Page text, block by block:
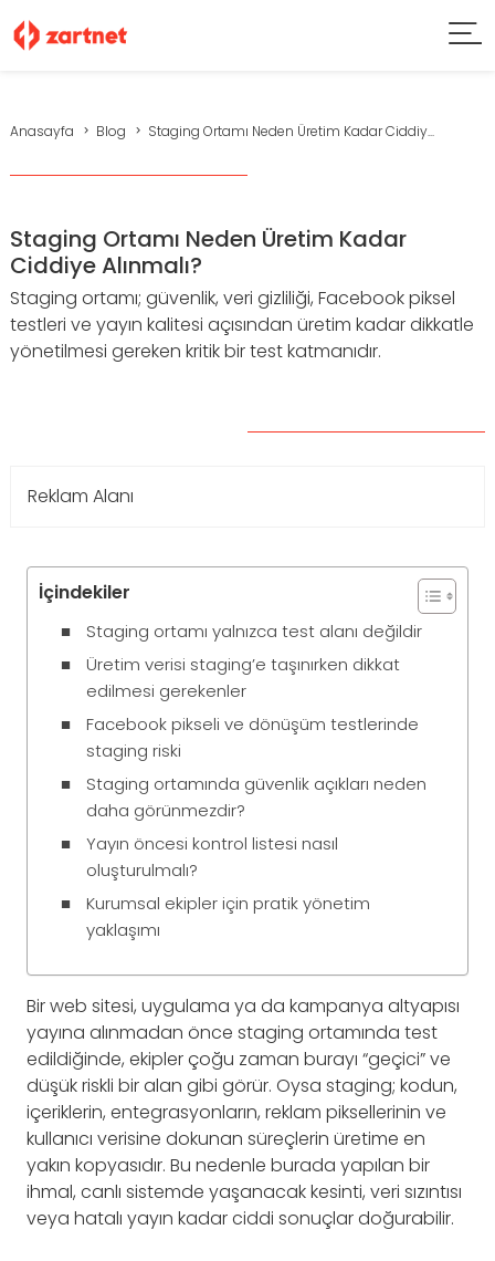
Anasayfa Blog Staging Ortamı Neden Üretim Kadar Ciddiy...
Staging Ortamı Neden Üretim Kadar
Ciddiye Alınmalı?
Staging ortamı; güvenlik, veri gizliliği, Facebook piksel
testleri ve yayın kalitesi açısından üretim kadar dikkatle
yönetilmesi gereken kritik bir test katmanıdır.
Reklam Alanı
İçindekiler
Staging ortamı yalnızca test alanı değildir
Üretim verisi staging’e taşınırken dikkat
edilmesi gerekenler
Facebook pikseli ve dönüşüm testlerinde
staging riski
Staging ortamında güvenlik açıkları neden
daha görünmezdir?
Yayın öncesi kontrol listesi nasıl
oluşturulmalı?
Kurumsal ekipler için pratik yönetim
yaklaşımı
Bir web sitesi, uygulama ya da kampanya altyapısı
yayına alınmadan önce staging ortamında test
edildiğinde, ekipler çoğu zaman burayı “geçici” ve
düşük riskli bir alan gibi görür. Oysa staging; kodun,
içeriklerin, entegrasyonların, reklam piksellerinin ve
kullanıcı verisine dokunan süreçlerin üretime en
yakın kopyasıdır. Bu nedenle burada yapılan bir
ihmal, canlı sistemde yaşanacak kesinti, veri sızıntısı
veya hatalı yayın kadar ciddi sonuçlar doğurabilir.